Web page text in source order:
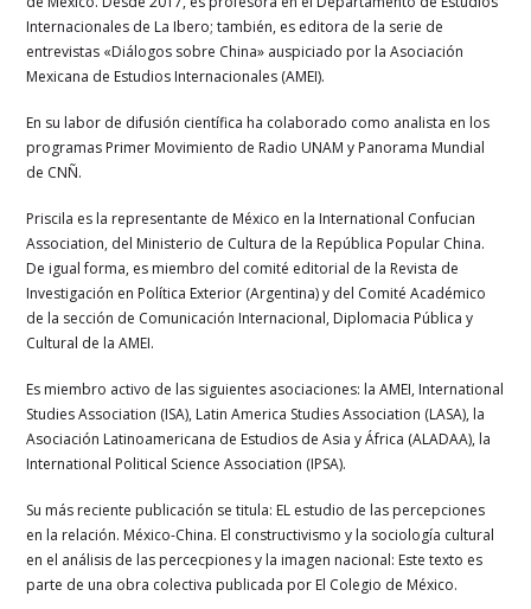
Internacionales de La Ibero; también, es editora de la serie de
entrevistas «Diálogos sobre China» auspiciado por la Asociación
Mexicana de Estudios Internacionales (AMEI).
En su labor de difusión científica ha colaborado como analista en los
programas Primer Movimiento de Radio UNAM y Panorama Mundial
de CNÑ.
Priscila es la representante de México en la International Confucian
Association, del Ministerio de Cultura de la República Popular China.
De igual forma, es miembro del comité editorial de la Revista de
Investigación en Política Exterior (Argentina) y del Comité Académico
de la sección de Comunicación Internacional, Diplomacia Pública y
Cultural de la AMEI.
Es miembro activo de las siguientes asociaciones: la AMEI, International
Studies Association (ISA), Latin America Studies Association (LASA), la
Asociación Latinoamericana de Estudios de Asia y África (ALADAA), la
International Political Science Association (IPSA).
Su más reciente publicación se titula: EL estudio de las percepciones
en la relación. México-China. El constructivismo y la sociología cultural
en el análisis de las percecpiones y la imagen nacional: Este texto es
parte de una obra colectiva publicada por El Colegio de México.